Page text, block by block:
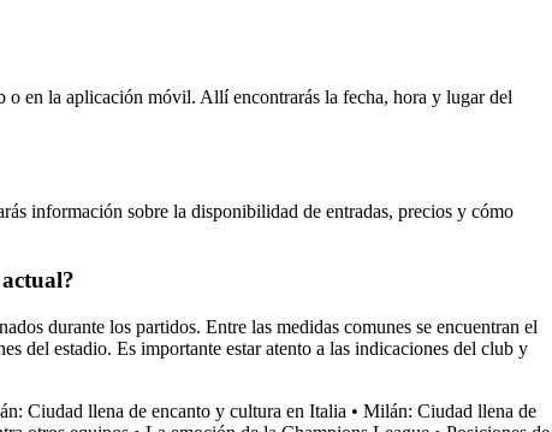
en la aplicación móvil. Allí encontrarás la fecha, hora y lugar del
información sobre la disponibilidad de entradas, precios y cómo
durante los partidos. Entre las medidas comunes se encuentran el
del estadio. Es importante estar atento a las indicaciones del club y
Ciudad llena de encanto y cultura en Italia • Milán: Ciudad llena de